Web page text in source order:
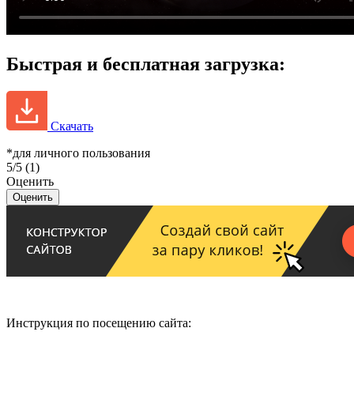
Быстрая и бесплатная загрузка:
Скачать
*для личного пользования
5/5 (1)
Оценить
Инструкция по посещению сайта: